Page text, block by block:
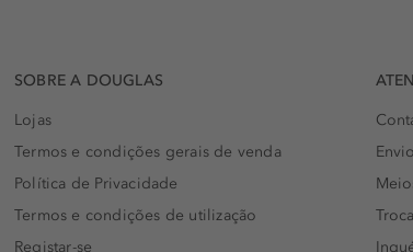
SOBRE A DOUGLAS
Lojas
Termos e condições gerais de venda
Política de Privacidade
Termos e condições de utilização
Registar-se